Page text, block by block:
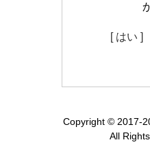
[ はい ]
Copyright © 2017-
All